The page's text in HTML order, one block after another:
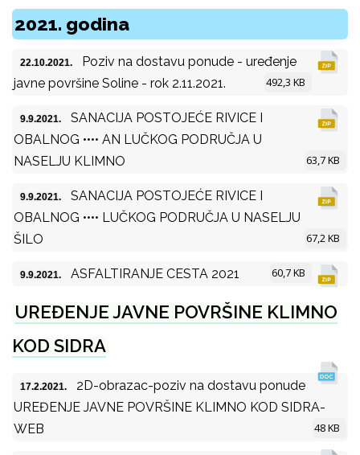
2021. godina
22.10.2021.
Poziv na dostavu ponude - uređenje
javne površine Soline - rok 2.11.2021.
492,3 KB
9.9.2021.
SANACIJA POSTOJEĆE RIVICE I
OBALNOG •••• AN LUČKOG PODRUČJA U
NASELJU KLIMNO
63,7 KB
9.9.2021.
SANACIJA POSTOJEĆE RIVICE I
OBALNOG •••• LUČKOG PODRUČJA U NASELJU
ŠILO
67,2 KB
9.9.2021. ASFALTIRANJE CESTA 2021 60,7 KB
UREĐENJE JAVNE POVRŠINE KLIMNO
KOD SIDRA
17.2.2021.
2D-obrazac-poziv na dostavu ponude
UREĐENJE JAVNE POVRŠINE KLIMNO KOD SIDRA-
WEB
48 KB